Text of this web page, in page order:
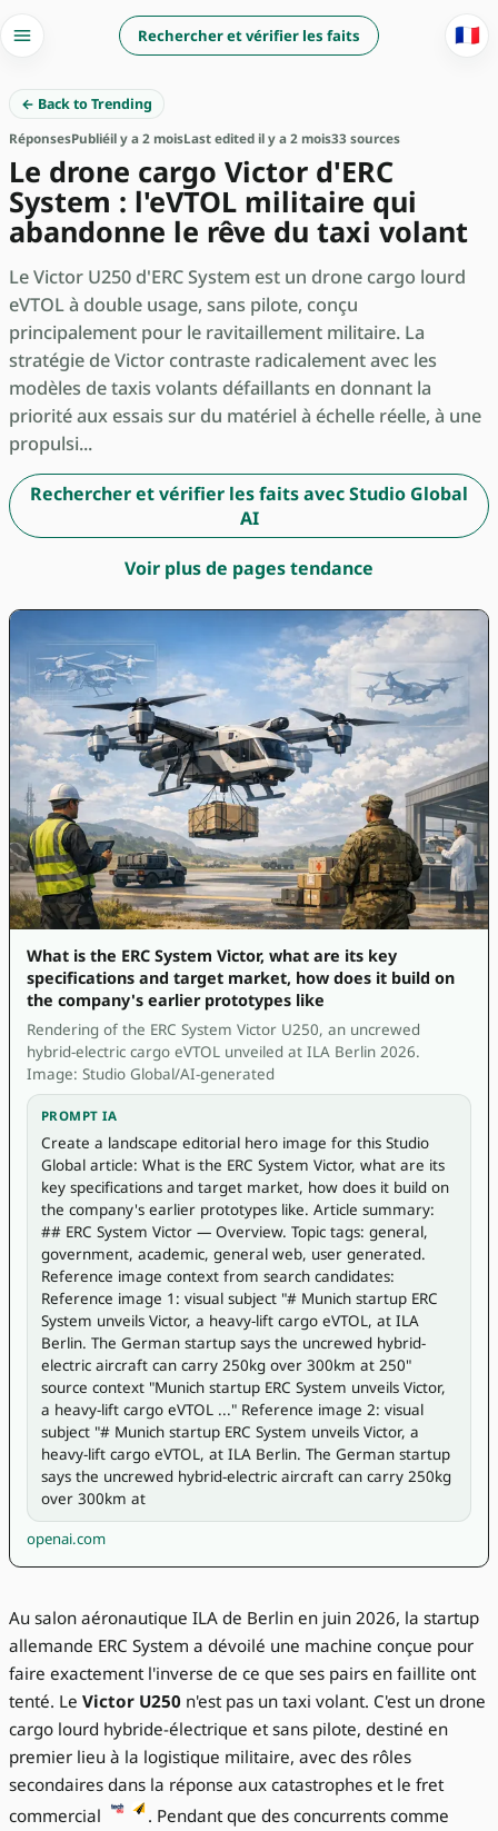
Rechercher et vérifier les faits 🇫🇷
← Back to Trending
RéponsesPubliéil y a 2 moisLast edited il y a 2 mois33 sources
Le drone cargo Victor d'ERC
System : l'eVTOL militaire qui
abandonne le rêve du taxi volant
Le Victor U250 d'ERC System est un drone cargo lourd
eVTOL à double usage, sans pilote, conçu
principalement pour le ravitaillement militaire. La
stratégie de Victor contraste radicalement avec les
modèles de taxis volants défaillants en donnant la
priorité aux essais sur du matériel à échelle réelle, à une
propulsi...
Rechercher et vérifier les faits avec Studio Global
AI
Voir plus de pages tendance
What is the ERC System Victor, what are its key
specifications and target market, how does it build on
the company's earlier prototypes like
Rendering of the ERC System Victor U250, an uncrewed
hybrid-electric cargo eVTOL unveiled at ILA Berlin 2026.
Image: Studio Global/AI-generated
PROMPT IA
Create a landscape editorial hero image for this Studio
Global article: What is the ERC System Victor, what are its
key specifications and target market, how does it build on
the company's earlier prototypes like. Article summary:
## ERC System Victor — Overview. Topic tags: general,
government, academic, general web, user generated.
Reference image context from search candidates:
Reference image 1: visual subject "# Munich startup ERC
System unveils Victor, a heavy-lift cargo eVTOL, at ILA
Berlin. The German startup says the uncrewed hybrid-
electric aircraft can carry 250kg over 300km at 250"
source context "Munich startup ERC System unveils Victor,
a heavy-lift cargo eVTOL ..." Reference image 2: visual
subject "# Munich startup ERC System unveils Victor, a
heavy-lift cargo eVTOL, at ILA Berlin. The German startup
says the uncrewed hybrid-electric aircraft can carry 250kg
over 300km at
openai.com
Au salon aéronautique ILA de Berlin en juin 2026, la startup
allemande ERC System a dévoilé une machine conçue pour
faire exactement l'inverse de ce que ses pairs en faillite ont
tenté. Le Victor U250 n'est pas un taxi volant. C'est un drone
cargo lourd hybride-électrique et sans pilote, destiné en
premier lieu à la logistique militaire, avec des rôles
secondaires dans la réponse aux catastrophes et le fret
commercial
. Pendant que des concurrents comme